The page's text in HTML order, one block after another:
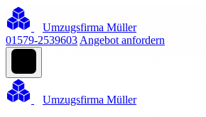
Umzugsfirma Müller
01579-2539603 Angebot anfordern
Umzugsfirma Müller